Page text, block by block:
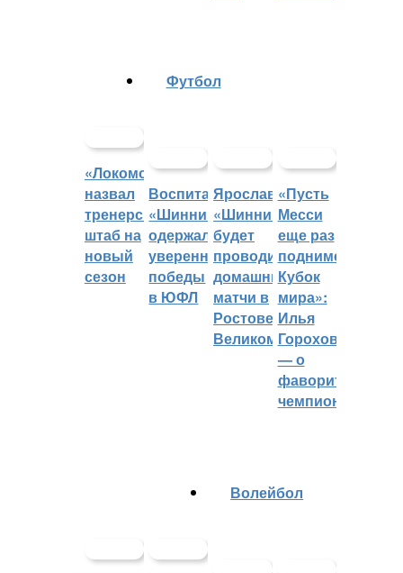
«Локомотив»
назвал
тренерский
штаб на
новый
сезон
Футбол
Воспитанники
«Шинника»
одержали
уверенные
победы
в ЮФЛ
Ярославский
«Шинник»
будет
проводить
домашние
матчи в
Ростове
Великом
«Пусть
Месси
еще раз
поднимет
Кубок
мира»:
Илья
Горохов
— о
фаворитах
чемпионата
Волейбол